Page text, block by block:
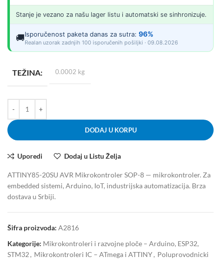
Stanje je vezano za našu lager listu i automatski se sinhronizuje.
🚚Isporučenost paketa danas za sutra: 96%
Realan uzorak zadnjih 100 isporučenih pošiljki · 09.08.2026
TEŽINA 0.0002 kg
DODAJ U KORPU
Uporedi Dodaj u Listu Želja
ATTINY85-20SU AVR Mikrokontroler SOP-8 — mikrokontroler. Za
embedded sistemi, Arduino, IoT, industrijska automatizacija. Brza
dostava u Srbiji.
Šifra proizvoda: A2816
Kategorije: Mikrokontroleri i razvojne ploče – Arduino, ESP32,
STM32 , Mikrokontroleri IC – ATmega i ATTINY, Poluprovodnicki